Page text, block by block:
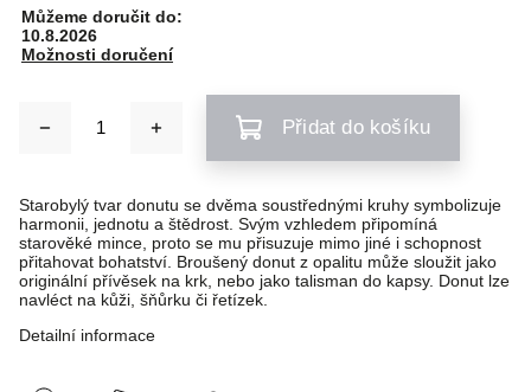
Můžeme doručit do:
10.8.2026
Možnosti doručení
Přidat do košíku
Starobylý tvar donutu se dvěma soustřednými kruhy symbolizuje
harmonii, jednotu a štědrost. Svým vzhledem připomíná
starověké mince, proto se mu přisuzuje mimo jiné i schopnost
přitahovat bohatství. Broušený donut z opalitu může sloužit jako
originální přívěsek na krk, nebo jako talisman do kapsy. Donut lze
navléct na kůži, šňůrku či řetízek.
Detailní informace